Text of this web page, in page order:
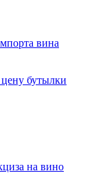
вина
бутылки
на вино